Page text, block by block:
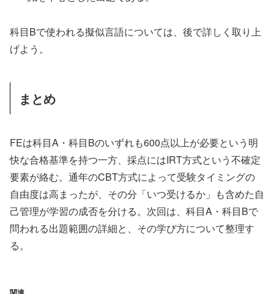
科目Bで使われる擬似言語については、後で詳しく取り上
げよう。
まとめ
FEは科目A・科目Bのいずれも600点以上が必要という明
快な合格基準を持つ一方、採点にはIRT方式という不確定
要素が絡む。通年のCBT方式によって受験タイミングの
自由度は高まったが、その分「いつ受けるか」も含めた自
己管理が学習の成否を分ける。次回は、科目A・科目Bで
問われる出題範囲の詳細と、その学び方について整理す
る。